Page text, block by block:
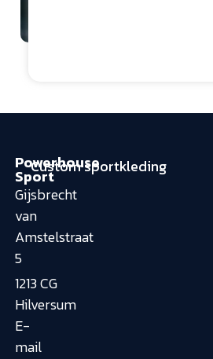
Powerhouse
Sport
Gijsbrecht
van
Amstelstraat
5
1213 CG
Hilversum
E-
mail
Custom sportkleding